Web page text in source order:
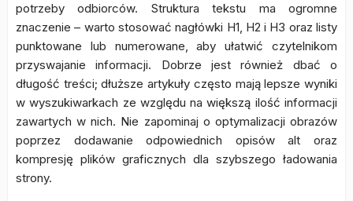
potrzeby odbiorców. Struktura tekstu ma ogromne
znaczenie – warto stosować nagłówki H1, H2 i H3 oraz listy
punktowane lub numerowane, aby ułatwić czytelnikom
przyswajanie informacji. Dobrze jest również dbać o
długość treści; dłuższe artykuły często mają lepsze wyniki
w wyszukiwarkach ze względu na większą ilość informacji
zawartych w nich. Nie zapominaj o optymalizacji obrazów
poprzez dodawanie odpowiednich opisów alt oraz
kompresję plików graficznych dla szybszego ładowania
strony.